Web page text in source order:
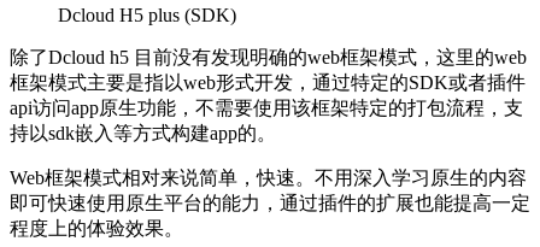
Dcloud H5 plus (SDK)
除了Dcloud h5 目前没有发现明确的web框架模式，这里的web
框架模式主要是指以web形式开发，通过特定的SDK或者插件
api访问app原生功能，不需要使用该框架特定的打包流程，支
持以sdk嵌入等方式构建app的。
Web框架模式相对来说简单，快速。不用深入学习原生的内容
即可快速使用原生平台的能力，通过插件的扩展也能提高一定
程度上的体验效果。